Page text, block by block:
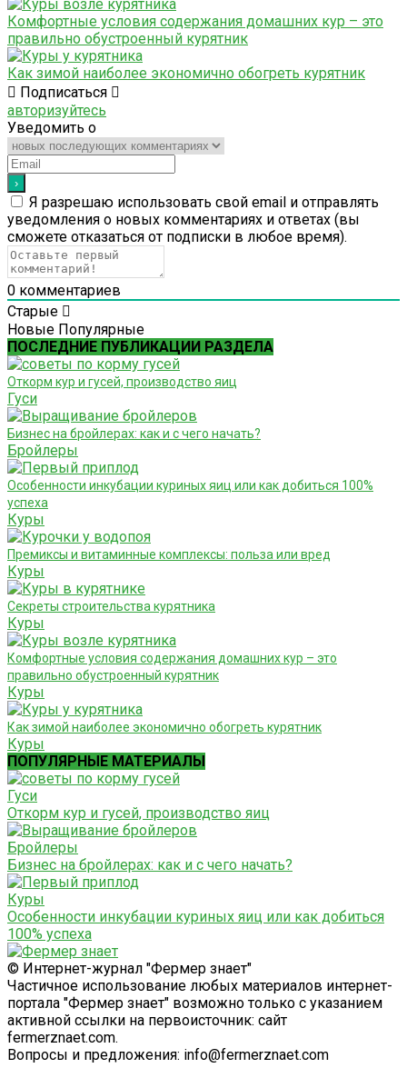
Комфортные условия содержания домашних кур – это
правильно обустроенный курятник
Как зимой наиболее экономично обогреть курятник
Подписаться
авторизуйтесь
Уведомить о
Я разрешаю использовать свой email и отправлять
уведомления о новых комментариях и ответах (вы
cможете отказаться от подписки в любое время).
0 комментариев
Старые
Новые Популярные
ПОСЛЕДНИЕ ПУБЛИКАЦИИ РАЗДЕЛА
Откорм кур и гусей, производство яиц
Гуси
Бизнес на бройлерах: как и с чего начать?
Бройлеры
Особенности инкубации куриных яиц или как добиться 100%
успеха
Куры
Премиксы и витаминные комплексы: польза или вред
Куры
Секреты строительства курятника
Куры
Комфортные условия содержания домашних кур – это
правильно обустроенный курятник
Куры
Как зимой наиболее экономично обогреть курятник
Куры
ПОПУЛЯРНЫЕ МАТЕРИАЛЫ
Гуси
Откорм кур и гусей, производство яиц
Бройлеры
Бизнес на бройлерах: как и с чего начать?
Куры
Особенности инкубации куриных яиц или как добиться
100% успеха
© Интернет-журнал "Фермер знает"
Частичное использование любых материалов интернет-
портала "Фермер знает" возможно только с указанием
активной ссылки на первоисточник: сайт
fermerznaet.com.
Вопросы и предложения: info@fermerznaet.com